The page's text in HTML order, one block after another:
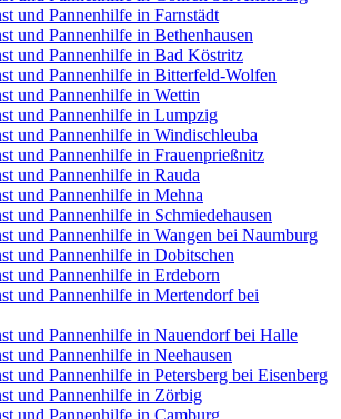
und Pannenhilfe in Farnstädt
und Pannenhilfe in Bethenhausen
und Pannenhilfe in Bad Köstritz
und Pannenhilfe in Bitterfeld-Wolfen
und Pannenhilfe in Wettin
und Pannenhilfe in Lumpzig
und Pannenhilfe in Windischleuba
und Pannenhilfe in Frauenprießnitz
und Pannenhilfe in Rauda
und Pannenhilfe in Mehna
und Pannenhilfe in Schmiedehausen
und Pannenhilfe in Wangen bei Naumburg
und Pannenhilfe in Dobitschen
und Pannenhilfe in Erdeborn
und Pannenhilfe in Mertendorf bei
und Pannenhilfe in Nauendorf bei Halle
und Pannenhilfe in Neehausen
und Pannenhilfe in Petersberg bei Eisenberg
und Pannenhilfe in Zörbig
und Pannenhilfe in Camburg